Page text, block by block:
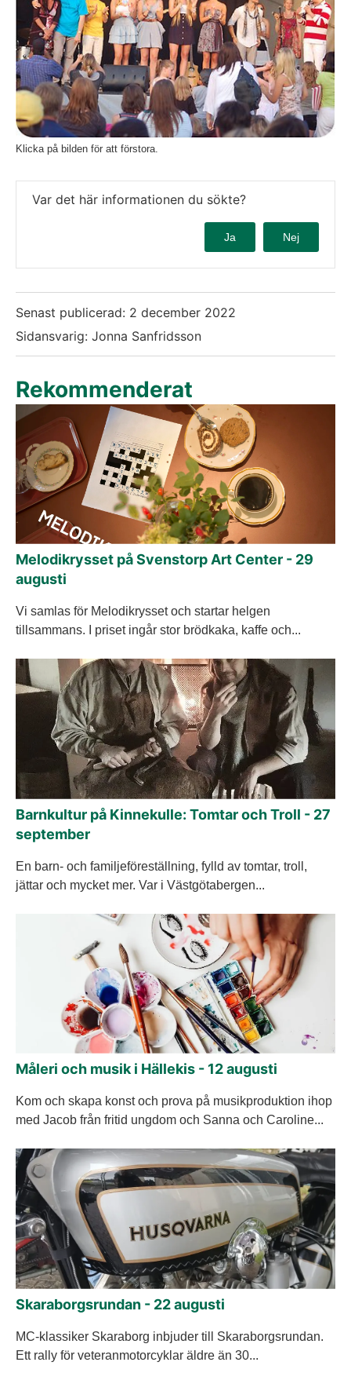
Klicka på bilden för att förstora.
Var det här informationen du sökte?
Ja Nej
Senast publicerad: 2 december 2022
Sidansvarig: Jonna Sanfridsson
Rekommenderat
Melodikrysset på Svenstorp Art Center - 29
augusti
Vi samlas för Melodikrysset och startar helgen
tillsammans. I priset ingår stor brödkaka, kaffe och...
Barnkultur på Kinnekulle: Tomtar och Troll - 27
september
En barn- och familjeföreställning, fylld av tomtar, troll,
jättar och mycket mer. Var i Västgötabergen...
Måleri och musik i Hällekis - 12 augusti
Kom och skapa konst och prova på musikproduktion ihop
med Jacob från fritid ungdom och Sanna och Caroline...
Skaraborgsrundan - 22 augusti
MC-klassiker Skaraborg inbjuder till Skaraborgsrundan.
Ett rally för veteranmotorcyklar äldre än 30...